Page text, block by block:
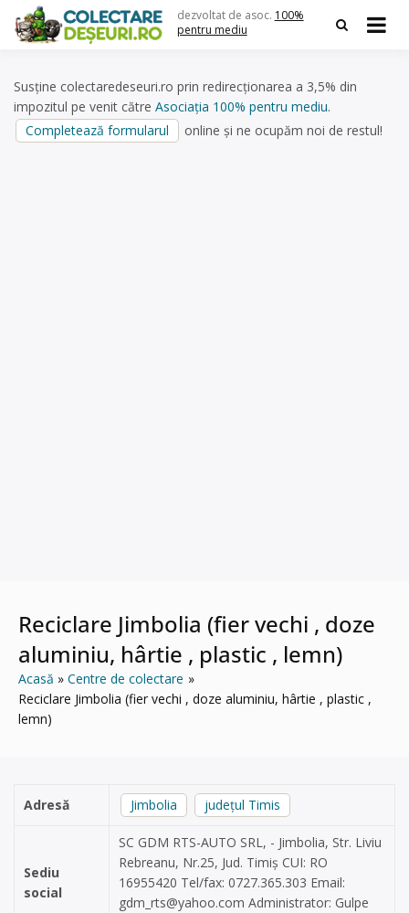
content
dezvoltat de asoc. 100%
pentru mediu
Susține colectaredeseuri.ro prin redirecționarea a 3,5% din
impozitul pe venit către Asociația 100% pentru mediu.
Completează formularul
online și ne ocupăm noi de restul!
Reciclare Jimbolia (fier vechi , doze
aluminiu, hârtie , plastic , lemn)
Acasă
Centre de colectare
Reciclare Jimbolia (fier vechi , doze aluminiu, hârtie , plastic ,
lemn)
Adresă Jimbolia județul Timis
Sediu
social
SC GDM RTS-AUTO SRL, - Jimbolia, Str. Liviu
Rebreanu, Nr.25, Jud. Timiș CUI: RO
16955420 Tel/fax: 0727.365.303 Email:
gdm_rts@yahoo.com Administrator: Gulpe